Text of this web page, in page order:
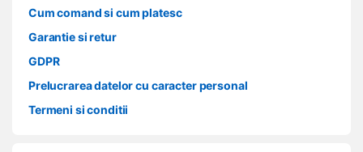
Cum comand si cum platesc
Garantie si retur
GDPR
Prelucrarea datelor cu caracter personal
Termeni si conditii